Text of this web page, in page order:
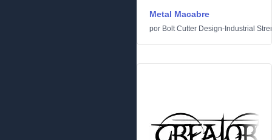
Metal Macabre
por Bolt Cutter Design-Industrial